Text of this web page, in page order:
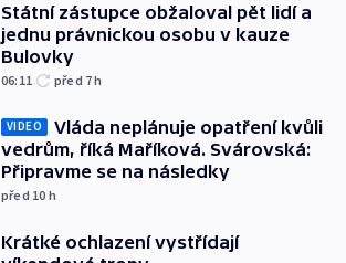
Státní zástupce obžaloval pět lidí a
jednu právnickou osobu v kauze
Bulovky
06:11 před 7h
VIDEO
Vláda neplánuje opatření kvůli
vedrům, říká Maříková. Svárovská:
Připravme se na následky
před 10 h
Krátké ochlazení vystřídají